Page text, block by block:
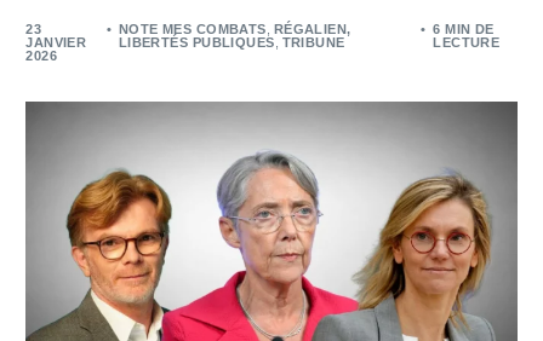
23
JANVIER
2026
NOTE MES COMBATS RÉGALIEN,
LIBERTÉS PUBLIQUES TRIBUNE
6 MIN DE
LECTURE